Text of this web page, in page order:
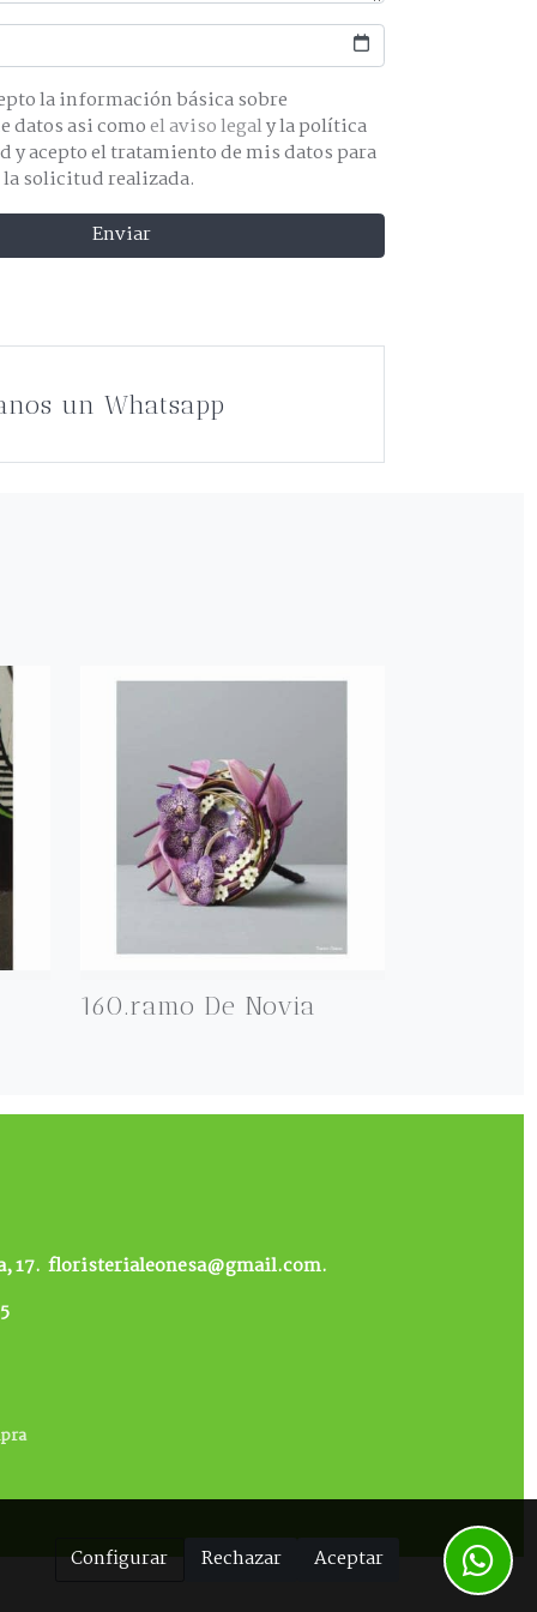
sobre
protección de datos asi comoel aviso legaly la política
solicitud realizada.
Enviar
un Whatsapp
160.ramo De Novia
17. floristerialeonesa@gmail.com.
Configurar Rechazar Aceptar